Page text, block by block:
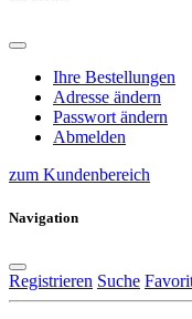
Ihre Bestellungen
Adresse ändern
Passwort ändern
Abmelden
zum Kundenbereich
Navigation
Registrieren Suche